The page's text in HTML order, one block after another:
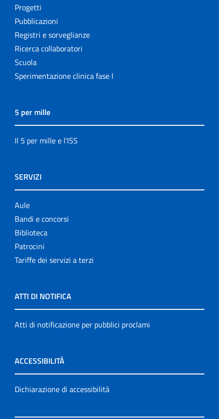
Progetti
Pubblicazioni
Registri e sorveglianze
Ricerca collaboratori
Scuola
Sperimentazione clinica fase I
5 per mille
Il 5 per mille e l'ISS
SERVIZI
Aule
Bandi e concorsi
Biblioteca
Patrocini
Tariffe dei servizi a terzi
ATTI DI NOTIFICA
Atti di notificazione per pubblici proclami
ACCESSIBILITÀ
Dichiarazione di accessibilità